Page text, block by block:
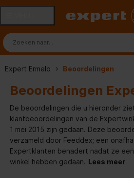
Expert Ermelo Beoordelingen
Beoordelingen
De beoordelingen die u hieronder
klantbeoordelingen van de
1 mei 2015 zijn gedaan. Deze
verzameld door Feeddex; een
Expertklanten benadert nadat ze
winkel hebben gedaan. Lees meer